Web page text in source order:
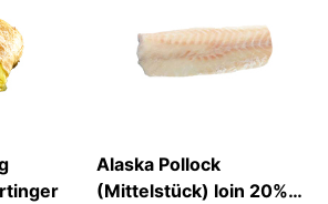
Alaska Pollock
(Mittelstück) loin 20%